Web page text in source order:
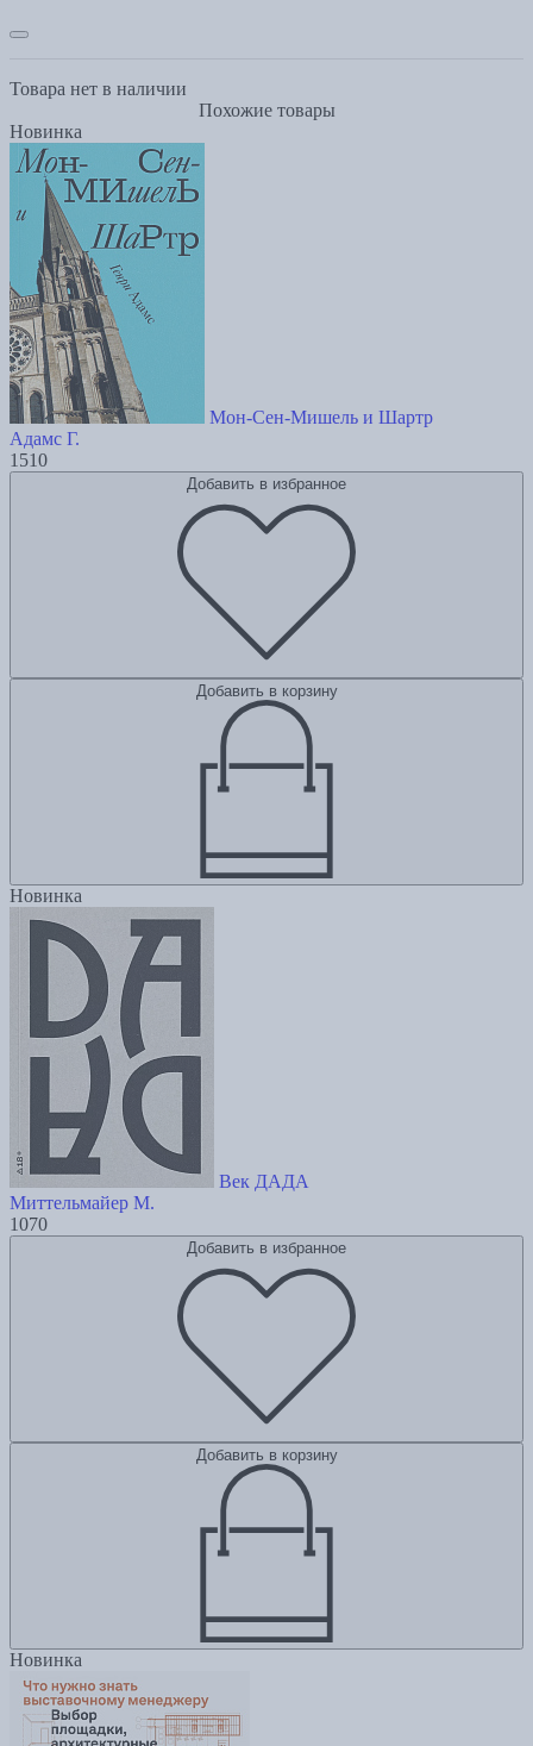
Товара нет в наличии
Похожие товары
Новинка
Мон-Сен-Мишель и Шартр
Адамс Г.
1510
Добавить в избранное
Добавить в корзину
Новинка
Век ДАДА
Миттельмайер М.
1070
Добавить в избранное
Добавить в корзину
Новинка